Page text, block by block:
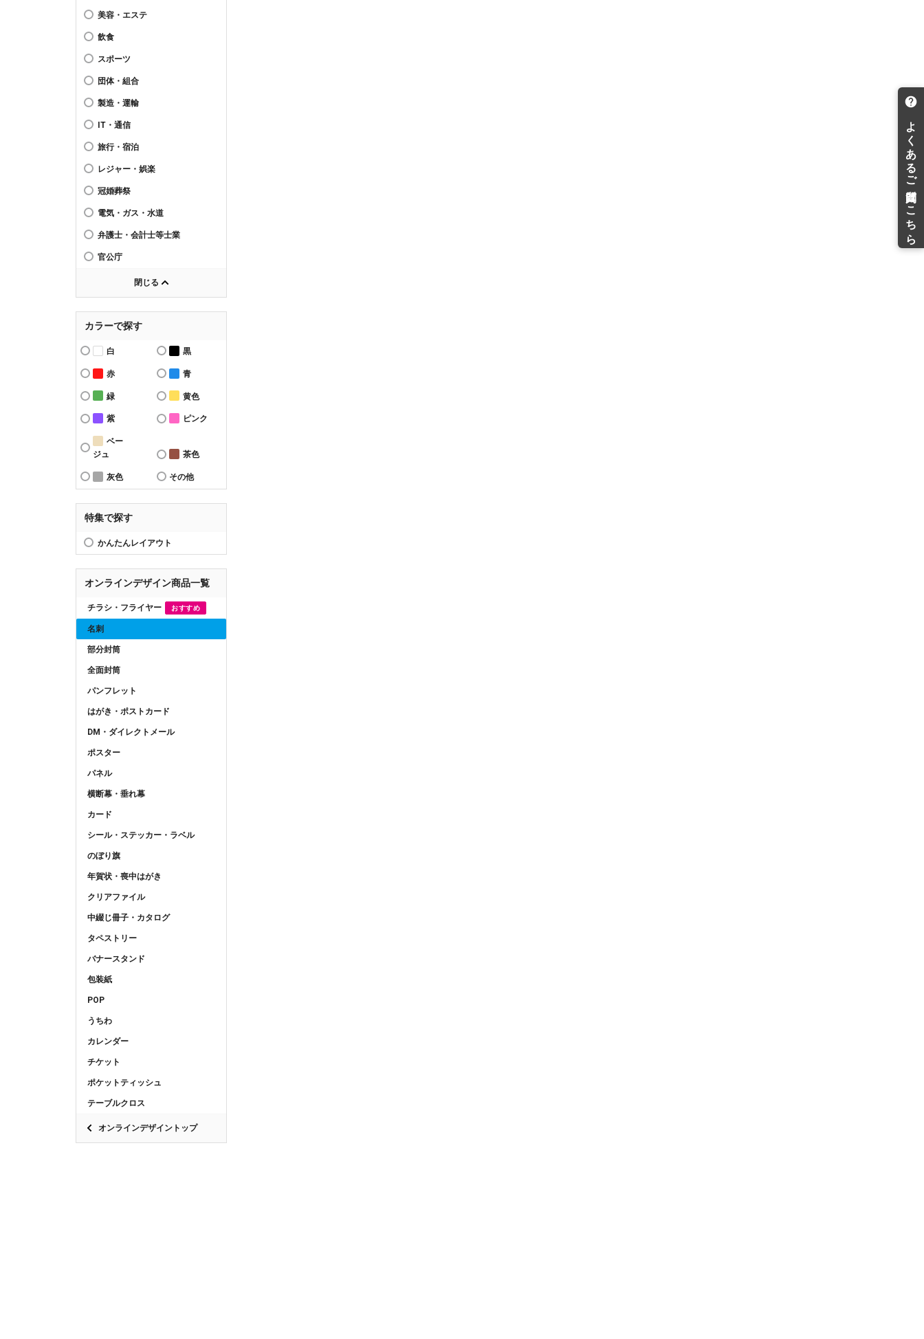
美容・エステ
飲食
スポーツ
団体・組合
製造・運輸
IT・通信
旅行・宿泊
レジャー・娯楽
冠婚葬祭
電気・ガス・水道
弁護士・会計士等士業
官公庁
閉じる
カラーで探す
白 黒
赤 青
緑 黄色
紫 ピンク
ベー
ジュ
茶色
灰色 その他
特集で探す
かんたんレイアウト
オンラインデザイン商品一覧
チラシ・フライヤー おすすめ
名刺
部分封筒
全面封筒
パンフレット
はがき・ポストカード
DM・ダイレクトメール
ポスター
パネル
横断幕・垂れ幕
カード
シール・ステッカー・ラベル
のぼり旗
年賀状・喪中はがき
クリアファイル
中綴じ冊子・カタログ
タペストリー
バナースタンド
包装紙
POP
うちわ
カレンダー
チケット
ポケットティッシュ
テーブルクロス
オンラインデザイントップ